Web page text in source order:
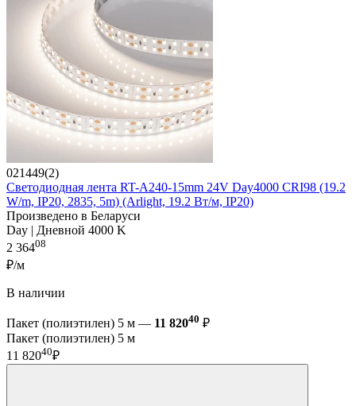
021449(2)
Светодиодная лента RT-A240-15mm 24V Day4000 CRI98 (19.2
W/m, IP20, 2835, 5m) (Arlight, 19.2 Вт/м, IP20)
Произведено в Беларуси
Day | Дневной 4000 K
2 36408
₽/м
В наличии
Пакет (полиэтилен) 5 м — 11 82040 ₽
Пакет (полиэтилен) 5 м
11 82040₽